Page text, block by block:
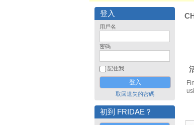
登入
用戶名
密碼
記住我
取回遺失的密碼
初到 FRIDAE？